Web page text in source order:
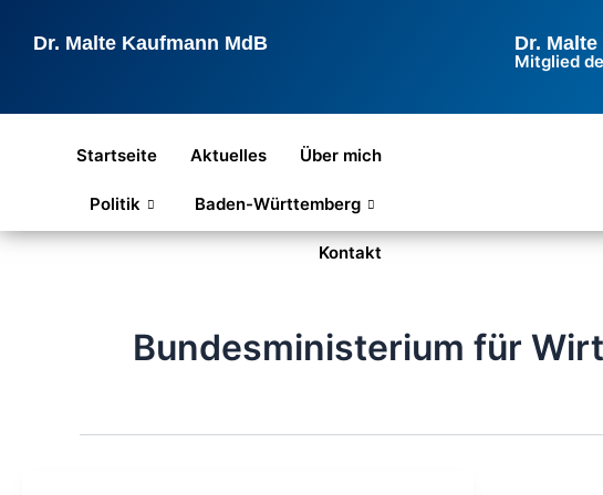
InhaltDr. Malte Kaufmann MdB Dr.
Mitglied
Startseite Aktuelles Über mich
Politik Baden-Württemberg
Kontakt
Bundesministerium für